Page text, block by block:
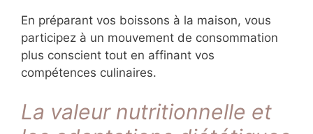
En préparant vos boissons à la maison, vous
participez à un mouvement de consommation
plus conscient tout en affinant vos
compétences culinaires.
La valeur nutritionnelle et